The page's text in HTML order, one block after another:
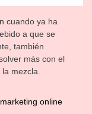
cuando ya ha
a que se
también
más con el
mezcla.
online